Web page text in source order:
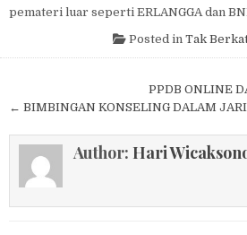
pemateri luar seperti ERLANGGA dan
Posted in Tak
Post navigationPPDB ONLINE
← BIMBINGAN KONSELING DALAM
Author: Hari